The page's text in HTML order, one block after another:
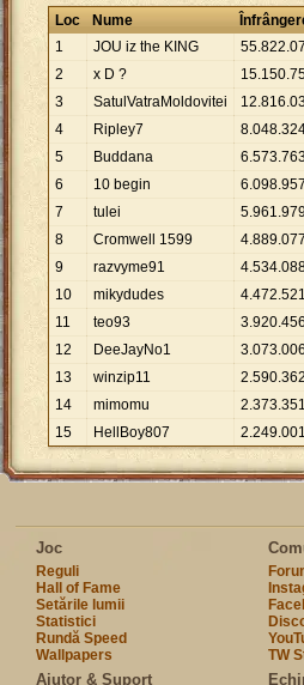
Loc Nume
1
JOU iz the KING 55.822.
2
x D ? 15.150.
3
SatulVatraMoldovitei 12.816.
4
Ripley7 8.048.
5
Buddana 6.573.
6
10 begin 6.098.957
7
tulei 5.961.
8
Cromwell 1599 4.889.077
9
razvyme91 4.534.
10
mikydudes 4.472.521
11
teo93 3.920.456
12
DeeJayNo1 3.073.006
13
winzip11 2.590.362
14
mimomu 2.373.351
15
HellBoy807 2.249.001
Joc
Reguli
Hall of Fame
Setările lumii
Statistici
Rundă Speed
Wallpapers
TW
Ajutor & Suport